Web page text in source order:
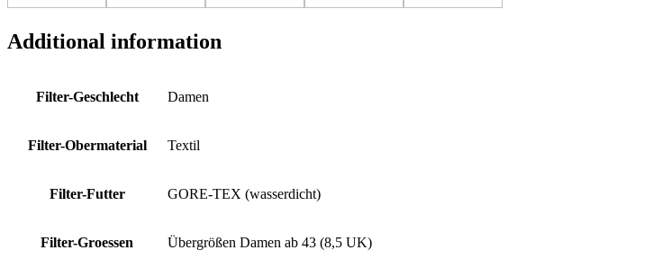
Additional information
Filter-Geschlecht Damen
Filter-Obermaterial Textil
Filter-Futter GORE-TEX (wasserdicht)
Filter-Groessen Übergrößen Damen ab 43 (8,5 UK)